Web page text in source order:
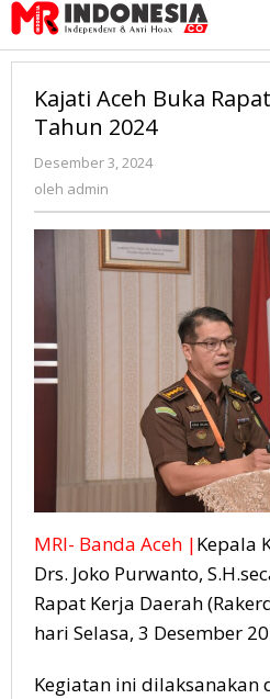
Lewati
ke
konten
Kajati Aceh Buka
Tahun 2024
Desember 3, 2024
oleh admin
MRI- Banda Aceh |Kepala
Drs. Joko Purwanto,
Rapat Kerja Daerah
hari Selasa, 3 Desember
Kegiatan ini dilaksanakan